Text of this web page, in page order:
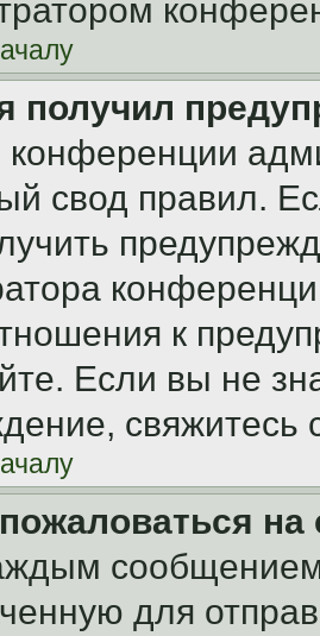
получил
свод правил.
к
Если вы не
сообщением
для